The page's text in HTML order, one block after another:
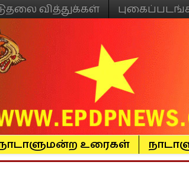
வித்துக்கள்
உரைகள்